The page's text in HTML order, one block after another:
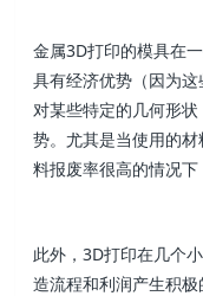
金属3D打印的模具在
具有经济优势（因为
对某些特定的几何形
势。尤其是当使用的
料报废率很高的情况下
此外，3D打印在几个
造流程和利润产生积